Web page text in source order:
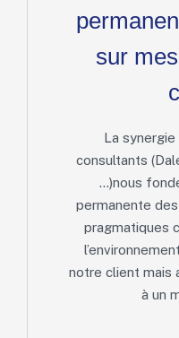
sur
La
consultants
…)nous
permanente
pragmatiques
notre client mais
à un